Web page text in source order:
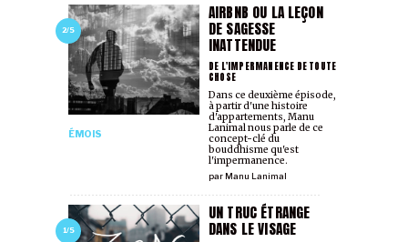
2/5
AIRBNB OU LA LEÇON
DE SAGESSE
INATTENDUE
DE L'IMPERMANENCE DE TOUTE
CHOSE
ÉMOIS
parManu Lanimal
Dans ce deuxième épisode,
à partir d'une histoire
d'appartements, Manu
Lanimal nous parle de ce
concept-clé du
bouddhisme qu'est
l'impermanence.
1/5
UN TRUC ÉTRANGE
DANS LE VISAGE